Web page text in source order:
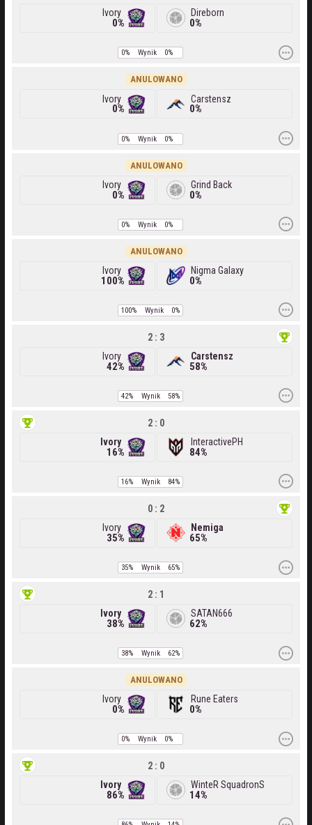
Ivory
0% 0%
Direborn
0% Wynik 0%
Ivory
0%
ANULOWANO
0%
Carstensz
0% Wynik 0%
Ivory
0%
ANULOWANO
0%
Grind Back
0% Wynik 0%
Ivory
100%
ANULOWANO
0%
Nigma Galaxy
100% Wynik 0%
Ivory
42%
2 : 3
58%
Carstensz
42% Wynik 58%
Ivory
16%
2 : 0
84%
InteractivePH
16% Wynik 84%
Ivory
35%
0 : 2
65%
Nemiga
35% Wynik 65%
Ivory
38%
2 : 1
62%
SATAN666
38% Wynik 62%
Ivory
0%
ANULOWANO
0%
Rune Eaters
0% Wynik 0%
Ivory
86%
2 : 0
14%
WinteR SquadronS